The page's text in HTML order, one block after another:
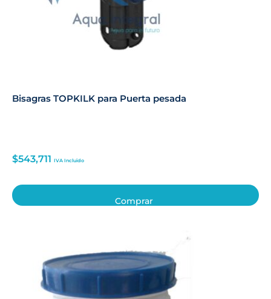
Bisagras TOPKILK para Puerta pesada
$543,711 IVA Incluido
Comprar